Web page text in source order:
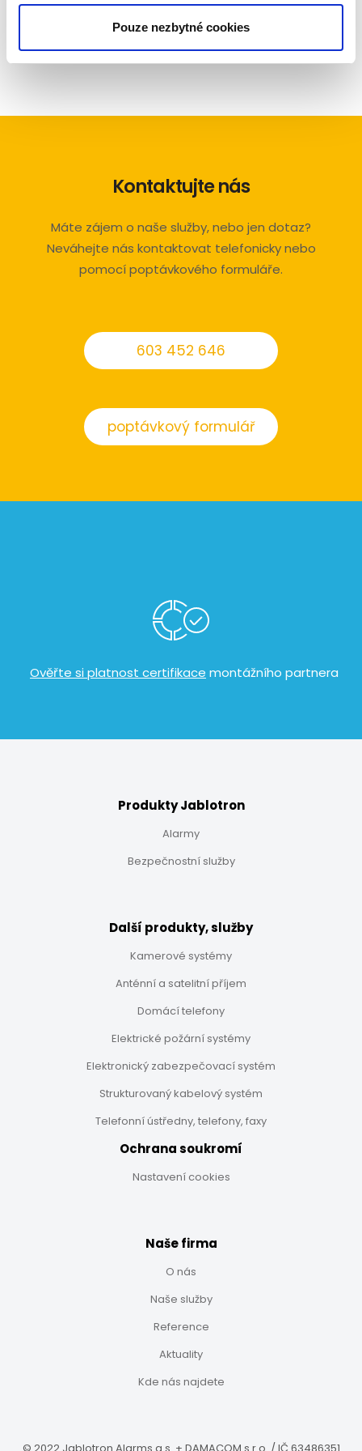
Pouze nezbytné cookies
Kontaktujte nás
Máte zájem o naše služby, nebo jen dotaz?
Neváhejte nás kontaktovat telefonicky nebo
pomocí poptávkového formuláře.
603 452 646
poptávkový formulář
Ověřte si platnost certifikace montážního partnera
Produkty Jablotron
Alarmy
Bezpečnostní služby
Další produkty, služby
Kamerové systémy
Anténní a satelitní příjem
Domácí telefony
Elektrické požární systémy
Elektronický zabezpečovací systém
Strukturovaný kabelový systém
Telefonní ústředny, telefony, faxy
Ochrana soukromí
Nastavení cookies
Naše firma
O nás
Naše služby
Reference
Aktuality
Kde nás najdete
© 2022 Jablotron Alarms a.s. + DAMACOM s.r.o. / IČ 63486351